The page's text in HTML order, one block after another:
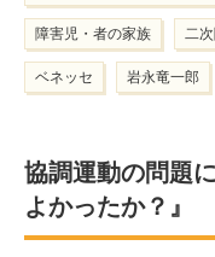
障害児・者の家族 二
ベネッセ 岩永竜一郎
協調運動の問題
よかったか？』